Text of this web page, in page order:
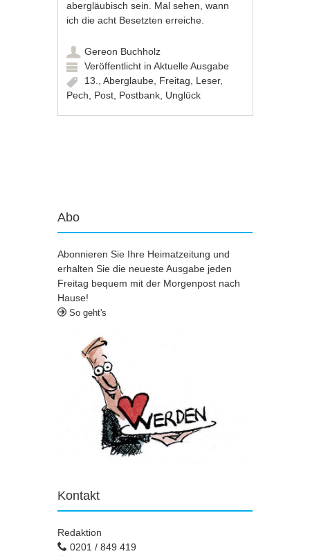
abergläubisch sein. Mal sehen, wann
ich die acht Besetzten erreiche.
Gereon Buchholz
Veröffentlicht inAktuelle Ausgabe
13.
,Aberglaube Freitag Leser,
Pech
Post Postbank Unglück
Abo
Abonnieren Sie Ihre Heimatzeitung und
erhalten Sie die neueste Ausgabe jeden
Freitag bequem mit der Morgenpost nach
Hause!
So geht's
Kontakt
Redaktion
0201 / 849 419